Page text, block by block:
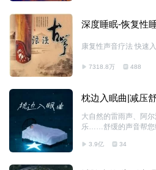
深度睡眠-恢复性
康复性声音疗法 快速
7318.8万 488
枕边入眠曲|减压
大自然的雷雨声、阿
乐……舒缓的声音帮您
3.9亿 34